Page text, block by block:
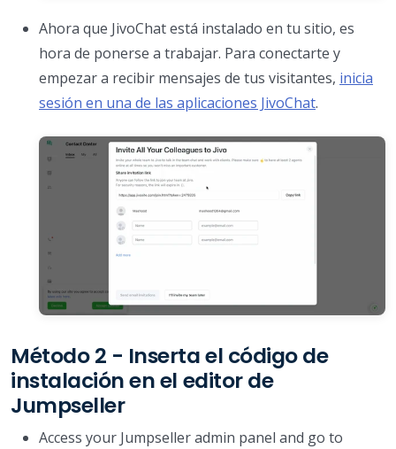
Ahora que JivoChat está instalado en tu sitio, es
hora de ponerse a trabajar. Para conectarte y
empezar a recibir mensajes de tus visitantes, inicia
sesión en una de las aplicaciones JivoChat.
Método 2 - Inserta el código de
instalación en el editor de
Jumpseller
Access your Jumpseller admin panel and go to